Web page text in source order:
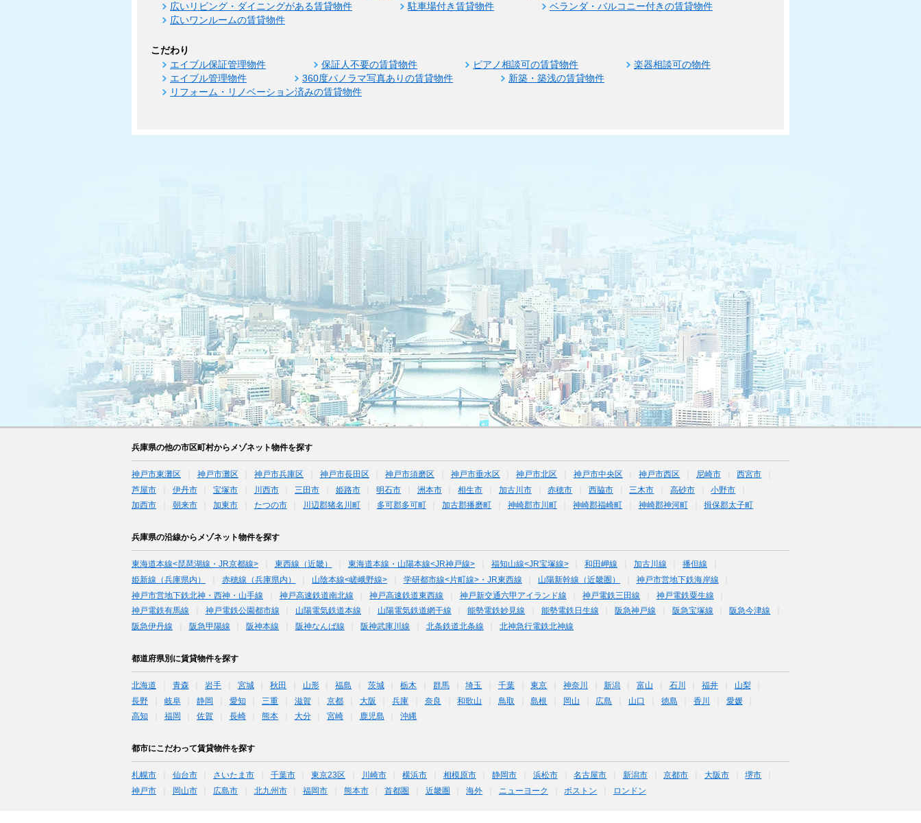
広いリビング・ダイニングがある賃貸物件
駐車場付き賃貸物件
ベランダ・バルコニー付きの賃貸物件
広いワンルームの賃貸物件
こだわり
エイブル保証管理物件 保証人不要の賃貸物件 ピアノ相談可の賃貸物件
楽器相談可の物件
エイブル管理物件
360度パノラマ写真ありの賃貸物件
新築・築浅の賃貸物件
リフォーム・リノベーション済みの賃貸物件
兵庫県の他の市区町村からメゾネット物件を探す
神戸市東灘区 神戸市灘区 神戸市兵庫区 神戸市長田区 神戸市須磨区 神戸市垂水区 神戸市北区 神戸市中央区 神戸市西区 尼崎市
西宮市
芦屋市
伊丹市 宝塚市 川西市 三田市 姫路市 明石市 洲本市 相生市 加古川市 赤穂市 西脇市 三木市 高砂市
小野市
加西市
朝来市 加東市 たつの市 川辺郡猪名川町 多可郡多可町 加古郡播磨町 神崎郡市川町 神崎郡福崎町 神崎郡神河町 揖保郡太子町
兵庫県の沿線からメゾネット物件を探す
東海道本線<琵琶湖線・JR京都線> 東西線（近畿） 東海道本線・山陽本線<JR神戸線> 福知山線<JR宝塚線> 和田岬線 加古川線
播但線
姫新線（兵庫県内）
赤穂線（兵庫県内） 山陰本線<嵯峨野線> 学研都市線<片町線>・JR東西線 山陽新幹線（近畿圏）
神戸市営地下鉄海岸線
神戸市営地下鉄北神・西神・山手線
神戸高速鉄道南北線 神戸高速鉄道東西線 神戸新交通六甲アイランド線 神戸電鉄三田線
神戸電鉄粟生線
神戸電鉄有馬線
神戸電鉄公園都市線 山陽電気鉄道本線 山陽電気鉄道網干線 能勢電鉄妙見線 能勢電鉄日生線 阪急神戸線 阪急宝塚線
阪急今津線
阪急伊丹線
阪急甲陽線 阪神本線 阪神なんば線 阪神武庫川線 北条鉄道北条線 北神急行電鉄北神線
都道府県別に賃貸物件を探す
北海道 青森 岩手 宮城 秋田 山形 福島 茨城 栃木 群馬 埼玉 千葉 東京 神奈川 新潟 富山 石川 福井
山梨
長野
岐阜 静岡 愛知 三重 滋賀 京都 大阪 兵庫 奈良 和歌山 鳥取 島根 岡山 広島 山口 徳島 香川
愛媛
高知
福岡 佐賀 長崎 熊本 大分 宮崎 鹿児島 沖縄
都市にこだわって賃貸物件を探す
札幌市 仙台市 さいたま市 千葉市 東京23区 川崎市 横浜市 相模原市 静岡市 浜松市 名古屋市 新潟市 京都市 大阪市
堺市
神戸市
岡山市 広島市 北九州市 福岡市 熊本市 首都圏 近畿圏 海外 ニューヨーク ボストン ロンドン